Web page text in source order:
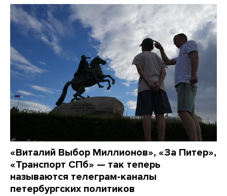
«Виталий Выбор Миллионов», «За Питер»,
«Транспорт СПб» — так теперь
называются телеграм-каналы
петербургских политиков